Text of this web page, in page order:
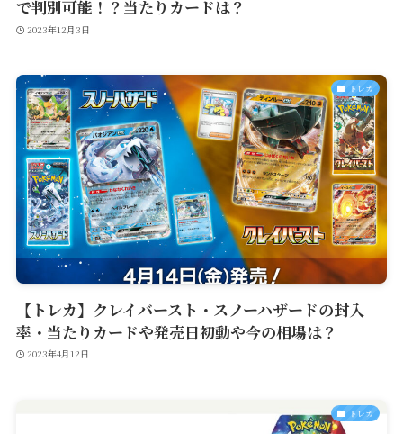
で判別可能！？当たりカードは？
2023年12月3日
トレカ
【トレカ】クレイバースト・スノーハザードの封入
率・当たりカードや発売日初動や今の相場は？
2023年4月12日
トレカ